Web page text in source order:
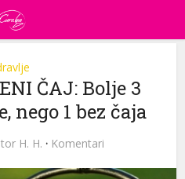
ČAJ: Bolje 3
nego 1 bez čaja
H. H. · Komentari